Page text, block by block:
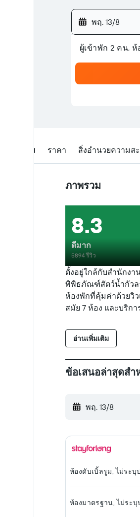
พฤ. 13/8
ผู้เข้าพัก 2 คน, ห้
ภาพรวม ราคา สิ่งอำนวยความส
ภาพรวม
ตั้งอยู่ใกล้กับสำนักงา
พิพิธภัณฑ์สัตว์น้ำกัวลา
ห้องพักที่คุ้มค่าด้วยวิว
สมัย 7 ห้อง และบริก
อ่านเพิ่มเติม
8.3
ดีมาก
5894 รีวิว
ข้อเสนอล่าสุดสำ
พฤ. 13/8
ห้องดับเบิ้ลรูม, ไม่ระบุ
ห้องมาตรฐาน, ไม่ระบุ